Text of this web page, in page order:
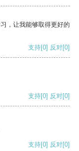
，让我能够取得更好的
支持[0] 反对[0]
支持[0] 反对[0]
支持[0] 反对[0]